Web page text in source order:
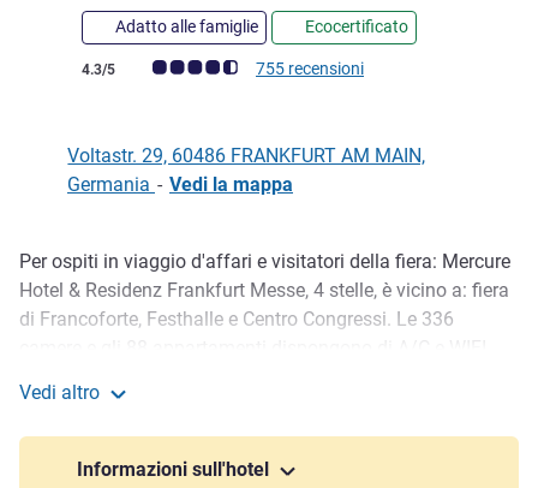
Adatto alle famiglie Ecocertificato
Giudizio clienti (Valutazione ALL)
4.3/5 755 recensioni
Voltastr. 29, 60486 FRANKFURT AM MAIN,
Germania - Vedi la mappa
Descrizione
Per ospiti in viaggio d'affari e visitatori della fiera: Mercure
Hotel & Residenz Frankfurt Messe, 4 stelle, è vicino a: fiera
di Francoforte, Festhalle e Centro Congressi. Le 336
conferenze per eventi fino a 100 persone. L'aeroporto è a
12 km, la stazione principale e l'autostrada sono a 2 km.
L'hotel dispone di garage. Stazioni di ricarica per veicoli
Vedi altro
Informazioni sull'hotel